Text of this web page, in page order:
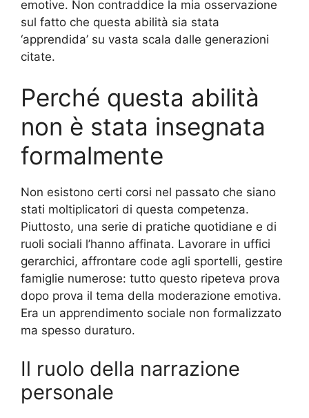
emotive. Non contraddice la mia osservazione
sul fatto che questa abilità sia stata
‘apprendida’ su vasta scala dalle generazioni
citate.
Perché questa abilità
non è stata insegnata
formalmente
Non esistono certi corsi nel passato che siano
stati moltiplicatori di questa competenza.
Piuttosto, una serie di pratiche quotidiane e di
ruoli sociali l’hanno affinata. Lavorare in uffici
gerarchici, affrontare code agli sportelli, gestire
famiglie numerose: tutto questo ripeteva prova
dopo prova il tema della moderazione emotiva.
Era un apprendimento sociale non formalizzato
ma spesso duraturo.
Il ruolo della narrazione
personale